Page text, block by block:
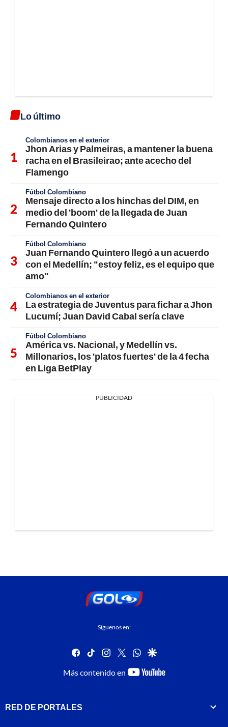
Lo último
Colombianos en el exterior
Jhon Arias y Palmeiras, a mantener la buena
racha en el Brasileirao; ante acecho del
Flamengo
Fútbol Colombiano
Mensaje directo a los hinchas del DIM, en
medio del 'boom' de la llegada de Juan
Fernando Quintero
Fútbol Colombiano
Juan Fernando Quintero llegó a un acuerdo
con el Medellín; "estoy feliz, es el equipo que
amo"
Colombianos en el exterior
La estrategia de Juventus para fichar a Jhon
Lucumí; Juan David Cabal sería clave
Fútbol Colombiano
América vs. Nacional, y Medellín vs.
Millonarios, los 'platos fuertes' de la 4 fecha
en Liga BetPlay
PUBLICIDAD
Síguenos en:
facebook
tiktok instagram
twitterwhatsapp
google
Más contenido en
youtube-
RED DE PORTALES